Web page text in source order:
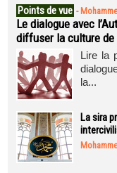
Points de vue -
Le dialogue avec
diffuser la culture de
Lire la
la...
La sira